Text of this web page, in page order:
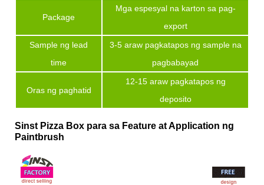
Package
Mga espesyal na karton sa pag-
export
Sample ng lead
time
3-5 araw pagkatapos ng sample na
pagbabayad
Oras ng paghatid
12-15 araw pagkatapos ng
deposito
Sinst Pizza Box para sa Feature at Application ng
Paintbrush